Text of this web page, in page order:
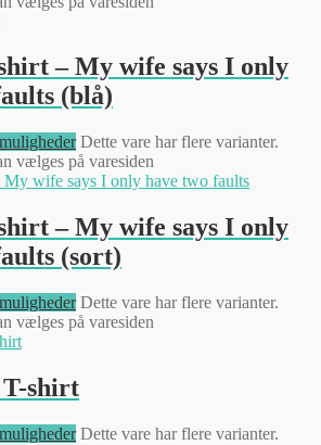
– My wife says I only
(blå)
Dette vare har flere varianter.
vælges på varesiden
– My wife says I only
(sort)
Dette vare har flere varianter.
vælges på varesiden
T-shirt
Dette vare har flere varianter.